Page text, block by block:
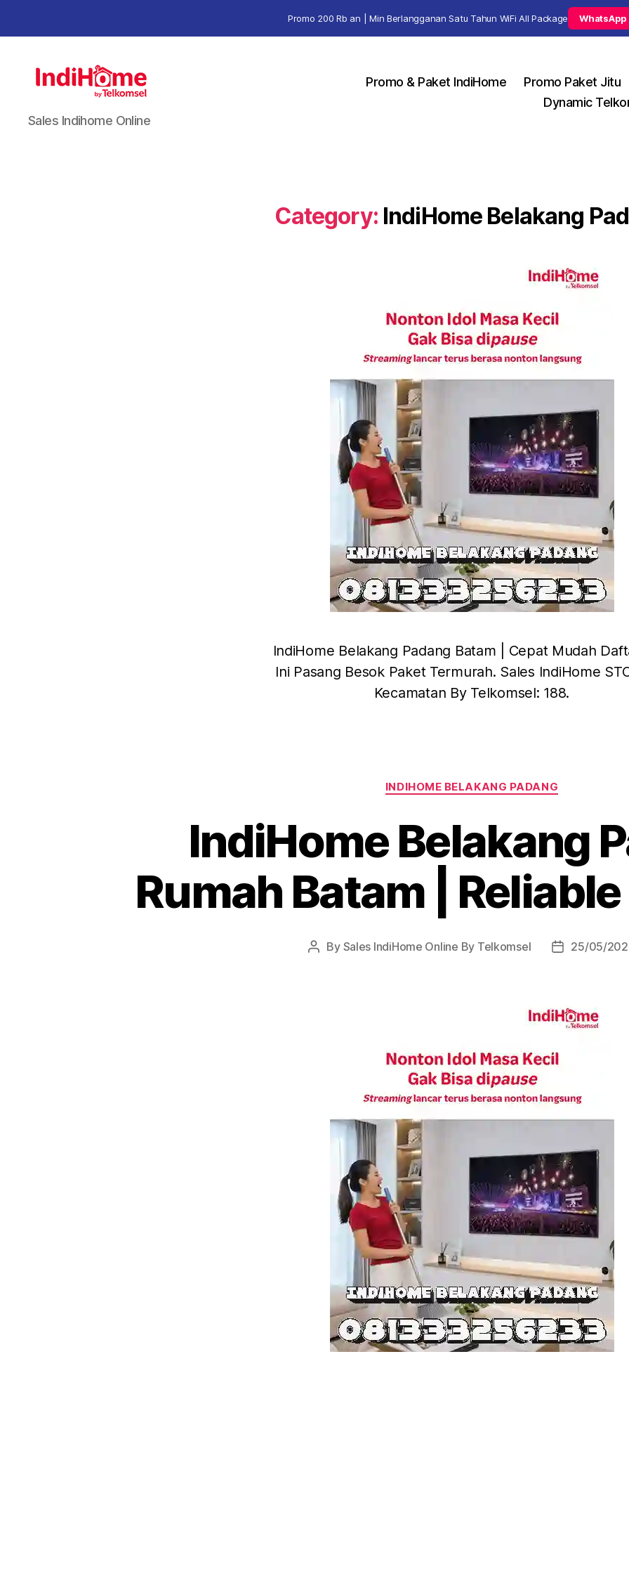
Sales Indihome Online
Promo & Paket IndiHome
Promo Paket Jitu
Dynamic
Category: IndiHome Belakang
IndiHome Belakang Padang Batam | Cepat Mudah
Ini Pasang Besok Paket Termurah. Sales IndiHome
Kecamatan By Telkomsel: 188.
INDIHOME BELAKANG PADANG
IndiHome Belakang
Rumah Batam |
By Sales IndiHome Online By Telkomsel 25/05/
Promo 200 Rb an | Min Berlangganan Satu Tahun WiFi All Package WhatsApp